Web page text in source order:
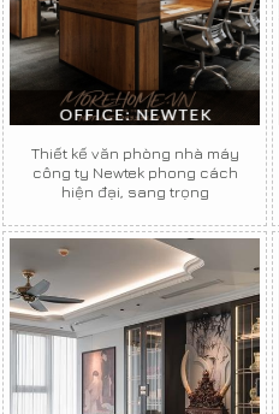
Thiết kế văn phòng nhà máy
công ty Newtek phong cách
hiện đại, sang trọng